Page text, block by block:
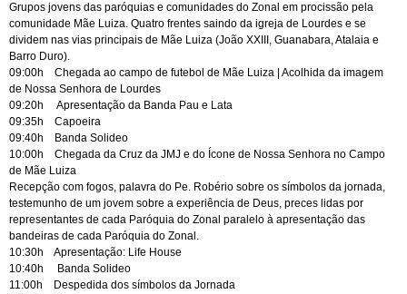
Grupos jovens das paróquias e comunidades do Zonal em procissão pela
comunidade Mãe Luiza. Quatro frentes saindo da igreja de Lourdes e se
dividem nas vias principais de Mãe Luiza (João XXIII, Guanabara, Atalaia e
Barro Duro).
09:00h Chegada ao campo de futebol de Mãe Luiza | Acolhida da imagem
de Nossa Senhora de Lourdes
09:20h Apresentação da Banda Pau e Lata
09:35h Capoeira
09:40h Banda Solideo
10:00h Chegada da Cruz da JMJ e do Ícone de Nossa Senhora no Campo
de Mãe Luiza
Recepção com fogos, palavra do Pe. Robério sobre os símbolos da jornada,
testemunho de um jovem sobre a experiência de Deus, preces lidas por
representantes de cada Paróquia do Zonal paralelo à apresentação das
bandeiras de cada Paróquia do Zonal.
10:30h Apresentação: Life House
10:40h Banda Solideo
11:00h Despedida dos símbolos da Jornada